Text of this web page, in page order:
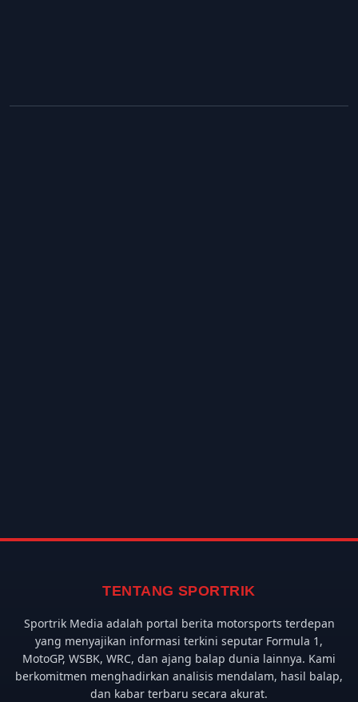
TENTANG SPORTRIK
Sportrik Media adalah portal berita motorsports terdepan
yang menyajikan informasi terkini seputar Formula 1,
MotoGP, WSBK, WRC, dan ajang balap dunia lainnya. Kami
berkomitmen menghadirkan analisis mendalam, hasil balap,
dan kabar terbaru secara akurat.